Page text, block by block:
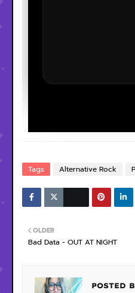
Tags Alternative Rock
OLDER
Bad Data - OUT AT NIGHT
POSTED